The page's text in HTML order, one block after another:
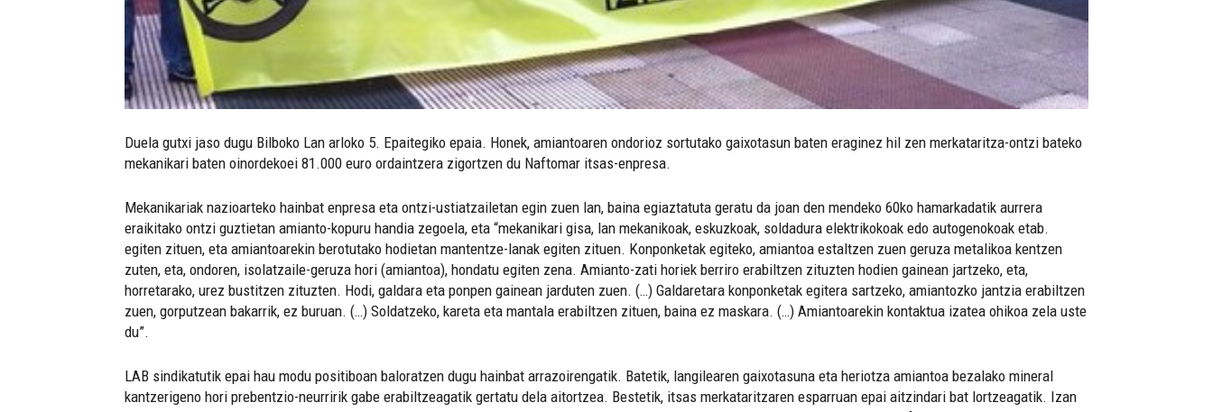
Duela gutxi jaso dugu Bilboko Lan arloko 5. Epaitegiko epaia. Honek, amiantoaren ondorioz sortutako gaixotasun baten eraginez hil zen merkataritza-ontzi bateko
mekanikari baten oinordekoei 81.000 euro ordaintzera zigortzen du Naftomar itsas-enpresa.
Mekanikariak nazioarteko hainbat enpresa eta ontzi-ustiatzailetan egin zuen lan, baina egiaztatuta geratu da joan den mendeko 60ko hamarkadatik aurrera
eraikitako ontzi guztietan amianto-kopuru handia zegoela, eta “mekanikari gisa, lan mekanikoak, eskuzkoak, soldadura elektrikokoak edo autogenokoak etab.
egiten zituen, eta amiantoarekin berotutako hodietan mantentze-lanak egiten zituen. Konponketak egiteko, amiantoa estaltzen zuen geruza metalikoa kentzen
zuten, eta, ondoren, isolatzaile-geruza hori (amiantoa), hondatu egiten zena. Amianto-zati horiek berriro erabiltzen zituzten hodien gainean jartzeko, eta,
horretarako, urez bustitzen zituzten. Hodi, galdara eta ponpen gainean jarduten zuen. (…) Galdaretara konponketak egitera sartzeko, amiantozko jantzia erabiltzen
zuen, gorputzean bakarrik, ez buruan. (…) Soldatzeko, kareta eta mantala erabiltzen zituen, baina ez maskara. (…) Amiantoarekin kontaktua izatea ohikoa zela uste
du”.
LAB sindikatutik epai hau modu positiboan baloratzen dugu hainbat arrazoirengatik. Batetik, langilearen gaixotasuna eta heriotza amiantoa bezalako mineral
kantzerigeno hori prebentzio-neurririk gabe erabiltzeagatik gertatu dela aitortzea. Bestetik, itsas merkataritzaren esparruan epai aitzindari bat lortzeagatik. Izan